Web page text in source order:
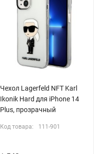
Чехол Lagerfeld NFT Karl
Ikonik Hard для iPhone 14
Plus, прозрачный
Код товара: 111-901